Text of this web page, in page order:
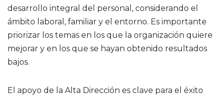
desarrollo integral del personal, considerando el
ámbito laboral, familiar y el entorno. Es importante
priorizar los temas en los que la organización quiere
mejorar y en los que se hayan obtenido resultados
bajos.
El apoyo de la Alta Dirección es clave para el éxito